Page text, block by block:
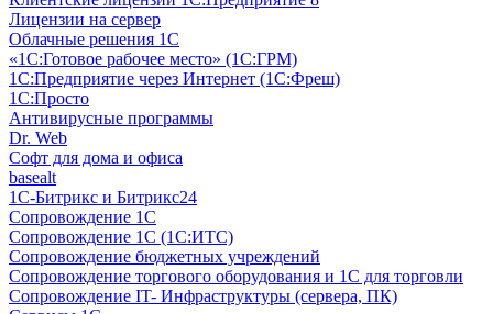
Лицензии на сервер
Облачные решения 1С
«1C:Готовое рабочее место» (1С:ГРМ)
1С:Предприятие через Интернет (1С:Фреш)
1С:Просто
Антивирусные программы
Dr. Web
Софт для дома и офиса
basealt
1С-Битрикс и Битрикс24
Сопровождение 1С
Сопровождение 1С (1С:ИТС)
Сопровождение бюджетных учреждений
Сопровождение торгового оборудования и 1С для торговли
Сопровождение IT- Инфраструктуры (сервера, ПК)